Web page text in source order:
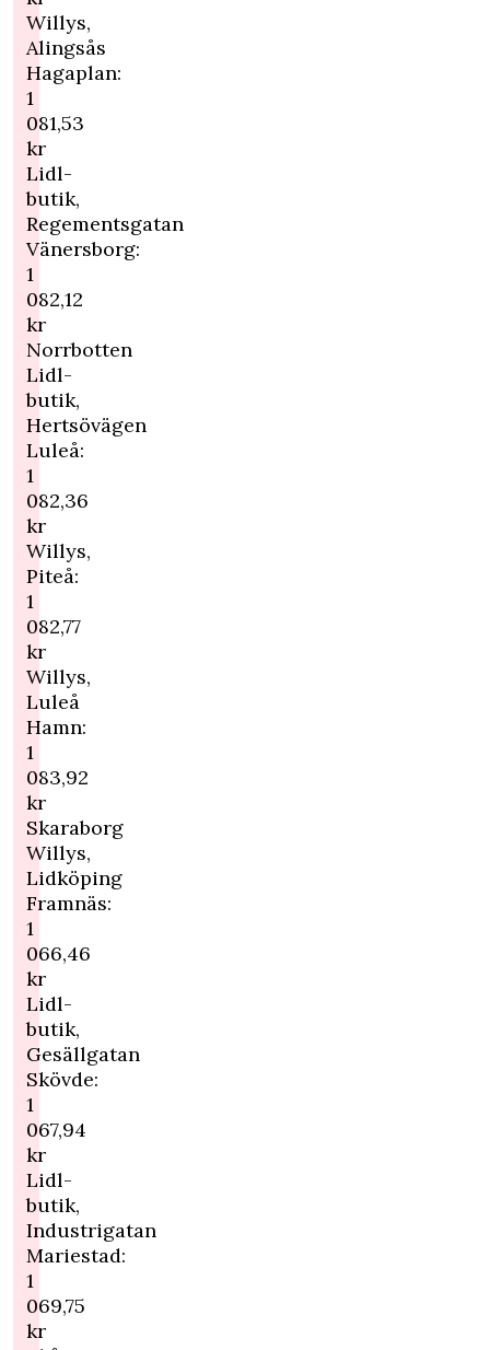
Willys,
Alingsås
Hagaplan:
1
081,53
kr
Lidl-
butik,
Regementsgatan
Vänersborg:
1
082,12
kr
Norrbotten
Lidl-
butik,
Hertsövägen
Luleå:
1
082,36
kr
Willys,
Piteå:
1
082,77
kr
Willys,
Luleå
Hamn:
1
083,92
kr
Skaraborg
Willys,
Lidköping
Framnäs:
1
066,46
kr
Lidl-
butik,
Gesällgatan
Skövde:
1
067,94
kr
Lidl-
butik,
Industrigatan
Mariestad:
1
069,75
kr